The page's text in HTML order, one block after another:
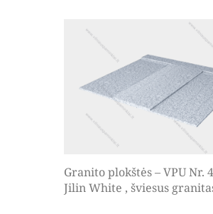
Granito plokštės – VPU Nr.
Jilin White , šviesus